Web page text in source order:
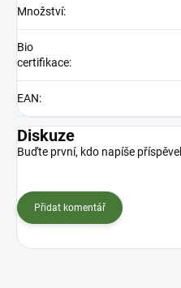
Množství:
Bio
certifikace:
EAN:
Diskuze
Buďte první, kdo napíše
Přidat komentář